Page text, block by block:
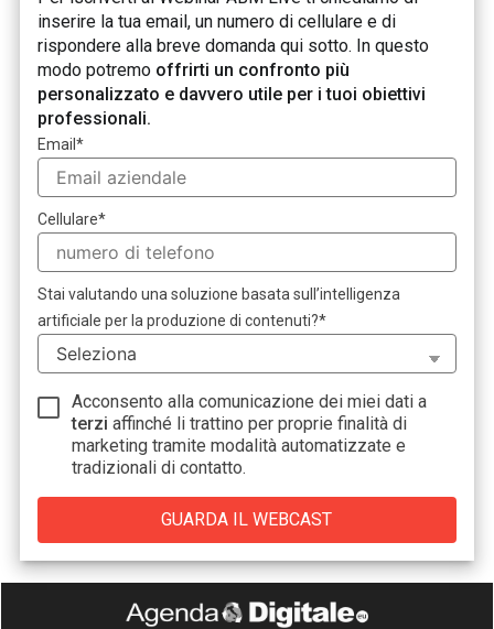
inserire la tua email, un numero di cellulare e di
rispondere alla breve domanda qui sotto. In questo
modo potremo offrirti un confronto più
personalizzato e davvero utile per i tuoi obiettivi
professionali.
Email*
Cellulare*
Stai valutando una soluzione basata sull’intelligenza
artificiale per la produzione di contenuti?*
Acconsento alla comunicazione dei miei dati a
terzi affinché li trattino per proprie finalità di
marketing tramite modalità automatizzate e
tradizionali di contatto.